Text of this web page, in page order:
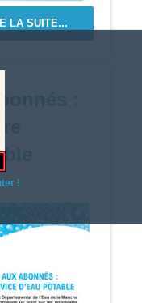
!
LA SUITE...
: